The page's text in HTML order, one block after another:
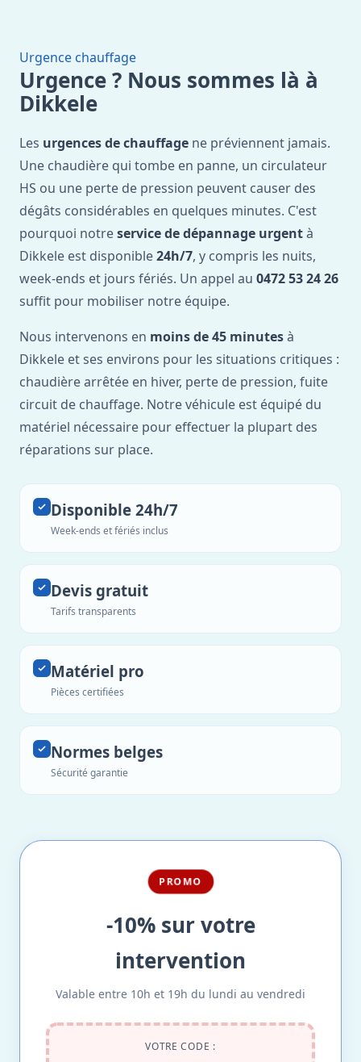
Urgence chauffage
Urgence ? Nous sommes là à
Dikkele
Les urgences de chauffage ne préviennent jamais.
Une chaudière qui tombe en panne, un circulateur
HS ou une perte de pression peuvent causer des
dégâts considérables en quelques minutes. C'est
pourquoi notreservice de dépannage urgentà
Dikkele est disponible24h/7, y compris les nuits,
week-ends et jours fériés. Un appel au 0472 53 24 26
suffit pour mobiliser notre équipe.
Nous intervenons en moins de 45 minutesà
Dikkele et ses environs pour les situations critiques :
chaudière arrêtée en hiver, perte de pression, fuite
circuit de chauffage. Notre véhicule est équipé du
matériel nécessaire pour effectuer la plupart des
réparations sur place.
Disponible 24h/7
Week-ends et fériés inclus
Devis gratuit
Tarifs transparents
Matériel pro
Pièces certifiées
Normes belges
Sécurité garantie
PROMO
-10% sur votre
intervention
Valable entre 10h et 19h du lundi au vendredi
VOTRE CODE :